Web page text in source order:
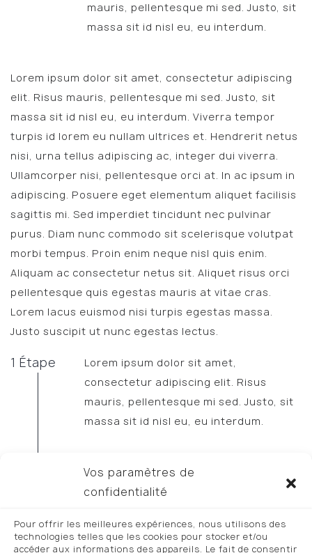
Vos paramètres de
confidentialité
Pour offrir les meilleures expériences, nous utilisons des
technologies telles que les cookies pour stocker et/ou
accéder aux informations des appareils. Le fait de consentir
mauris, pellentesque mi sed. Justo, sit
massa sit id nisl eu, eu interdum.
Lorem ipsum dolor sit amet, consectetur adipiscing
elit. Risus mauris, pellentesque mi sed. Justo, sit
massa sit id nisl eu, eu interdum. Viverra tempor
turpis id lorem eu nullam ultrices et. Hendrerit netus
nisi, urna tellus adipiscing ac, integer dui viverra.
Ullamcorper nisi, pellentesque orci at. In ac ipsum in
adipiscing. Posuere eget elementum aliquet facilisis
sagittis mi. Sed imperdiet tincidunt nec pulvinar
purus. Diam nunc commodo sit scelerisque volutpat
morbi tempus. Proin enim neque nisl quis enim.
Aliquam ac consectetur netus sit. Aliquet risus orci
pellentesque quis egestas mauris at vitae cras.
Lorem lacus euismod nisi turpis egestas massa.
Justo suscipit ut nunc egestas lectus.
1 Étape
Lorem ipsum dolor sit amet,
consectetur adipiscing elit. Risus
mauris, pellentesque mi sed. Justo, sit
massa sit id nisl eu, eu interdum.
Lorem ipsum dolor sit amet,
consectetur adipiscing elit. Risus
massa sit id nisl eu, eu interdum.